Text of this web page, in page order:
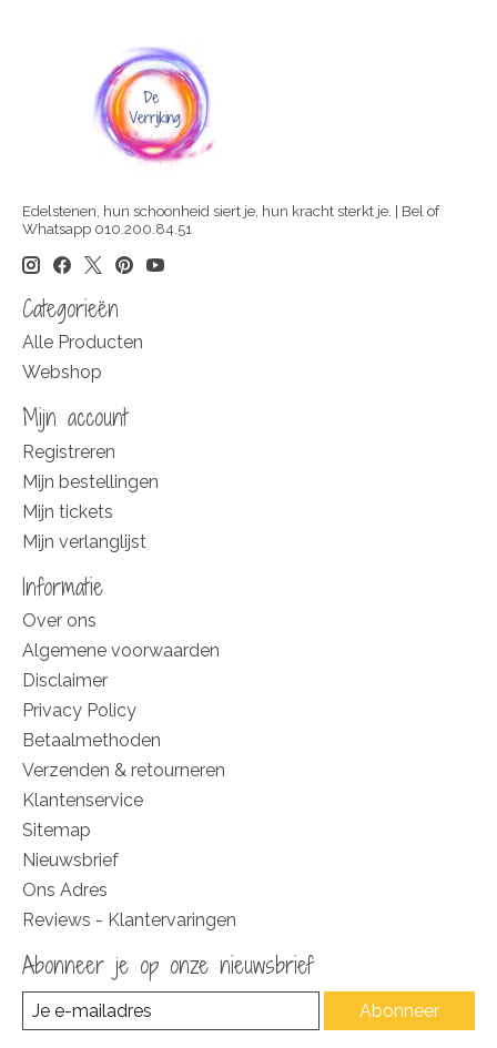
Edelstenen, hun schoonheid siert je, hun kracht sterkt je. | Bel of
Whatsapp 010.200.84.51
Categorieën
Alle Producten
Webshop
Mijn account
Registreren
Mijn bestellingen
Mijn tickets
Mijn verlanglijst
Informatie
Over ons
Algemene voorwaarden
Disclaimer
Privacy Policy
Betaalmethoden
Verzenden & retourneren
Klantenservice
Sitemap
Nieuwsbrief
Ons Adres
Reviews - Klantervaringen
Abonneer je op onze nieuwsbrief
Abonneer